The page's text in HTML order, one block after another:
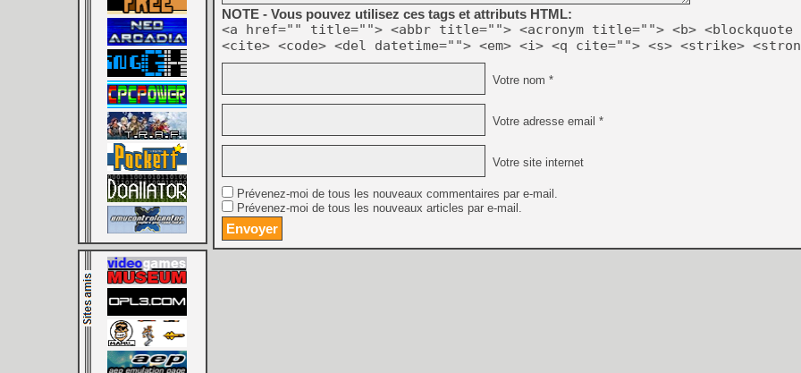
NOTE - Vous pouvez utilisez ces tags et attributs HTML:
<a href="" title=""> <abbr title=""> <acronym title=""> <b> <blockquote
<cite> <code> <del datetime=""> <em> <i> <q cite=""> <s> <strike>
Votre nom *
Votre adresse email *
Votre site internet
Prévenez-moi de tous les nouveaux commentaires par e-mail.
Prévenez-moi de tous les nouveaux articles par e-mail.